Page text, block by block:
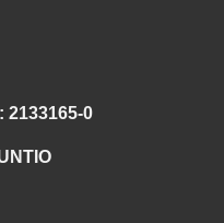
2133165-0